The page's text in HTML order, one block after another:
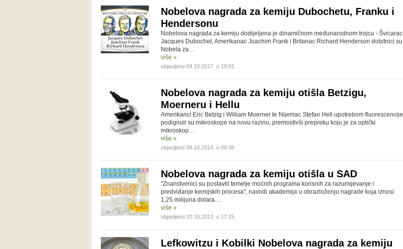
Nobelova nagrada za kemiju Dubochetu, Franku i
Hendersonu
Nobelova nagrada za kemiju dodijeljena je dinamičnom međunarodnom trojcu - Švicarac
Jacques Dubochet, Amerikanac Joachim Frank i Britanac Richard Henderson dobitnici su
Nobela za…
više »
objavljeno 04.10.2017. u 19:01
Nobelova nagrada za kemiju otišla Betzigu,
Moerneru i Hellu
Amerikanci Eric Betzig i William Moerner te Nijemac Stefan Hell upotrebom fluorescencije
podignuli su mikroskope na novu razinu, premostivši prepreku koju je za optički
mikroskop…
više »
objavljeno 09.10.2014. u 09:38
Nobelova nagrada za kemiju otišla u SAD
"Znanstvenici su postavili temelje moćnih programa korisnih za razumijevanje i
predviđanje kemijskih procesa", navodi akademija u obrazloženju nagrade koja iznosi
1,25 milijuna dolara.…
više »
objavljeno 10.10.2013. u 17:15
Lefkowitzu i Kobilki Nobelova nagrada za kemiju